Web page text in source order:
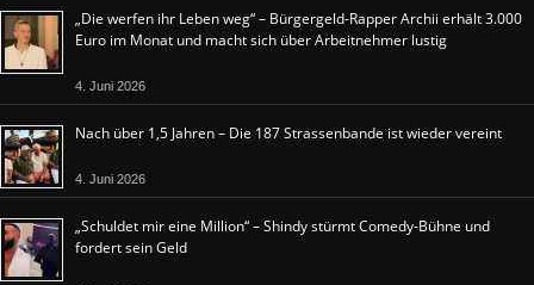
„Die werfen ihr Leben weg“ – Bürgergeld-Rapper Archii erhält 3.000
Euro im Monat und macht sich über Arbeitnehmer lustig
4. Juni 2026
Nach über 1,5 Jahren – Die 187 Strassenbande ist wieder vereint
4. Juni 2026
„Schuldet mir eine Million“ – Shindy stürmt Comedy-Bühne und
fordert sein Geld